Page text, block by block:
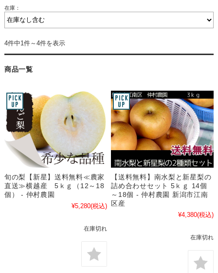
在庫：
4件中1件～4件を表示
商品一覧
旬の梨【新星】送料無料≪農家
直送≫横越産 5ｋｇ（12～18
個） - 仲村農園
¥5,280(税込)
在庫切れ
【送料無料】南水梨と新星梨の
詰め合わせセット 5ｋｇ 14個
～18個 - 仲村農園 新潟市江南
区産
¥4,380(税込)
在庫切れ